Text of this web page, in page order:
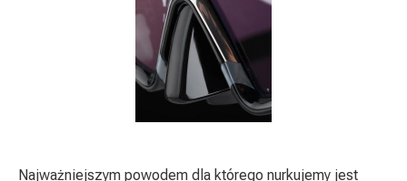
Najważniejszym powodem dla którego nurkujemy jest